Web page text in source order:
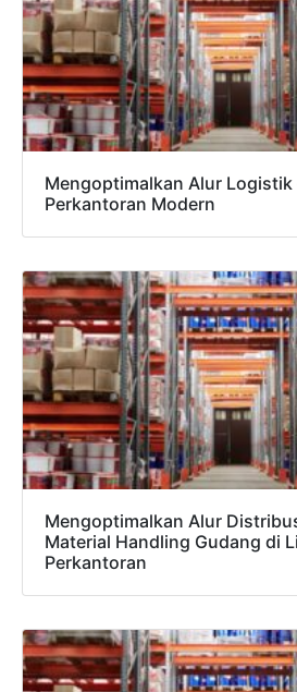
Mengoptimalkan Alur Logistik
Perkantoran Modern
Mengoptimalkan Alur
Material Handling Gudang di
Perkantoran